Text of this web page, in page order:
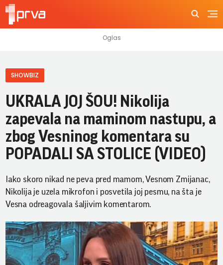
SHOWBIZ
UKRALA JOJ ŠOU! Nikolija
zapevala na maminom nastupu, a
zbog Vesninog komentara su
POPADALI SA STOLICE (VIDEO)
Iako skoro nikad ne peva pred mamom, Vesnom Zmijanac,
Nikolija je uzela mikrofon i posvetila joj pesmu, na šta je
Vesna odreagovala šaljivim komentarom.